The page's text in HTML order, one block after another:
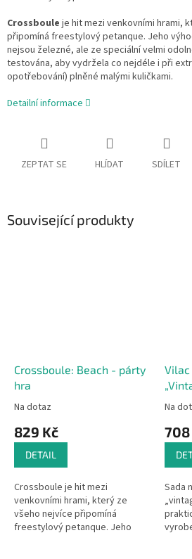
Crossboule je hit mezi venkovními hrami,
připomíná freestylový petanque. Jeho
nejsou železné, ale ze speciální velmi
testována, aby vydržela co nejdéle i při
opotřebování) plněné malými kuličkami.
Detailní informace
ZEPTAT SE HLÍDAT SDÍLET
Související produkty
Crossboule: Beach - párty
hra
Na dotaz
829 Kč
DETAIL
Crossboule je hit mezi
venkovními hrami, který ze
všeho nejvíce připomíná
freestylový petanque. Jeho
Vilac
Na
708
Sada